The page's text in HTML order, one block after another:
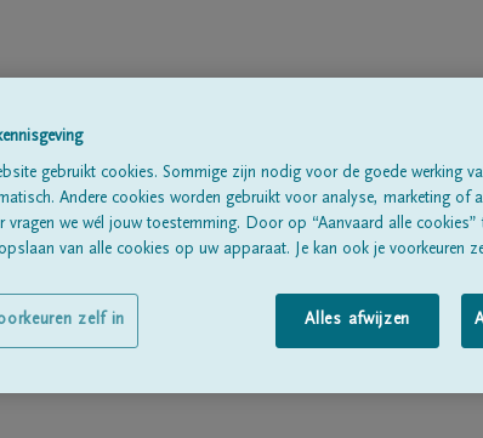
in
gebruikt cookies. Sommige zijn nodig voor de goede werking
Andere cookies worden gebruikt voor analyse, marketing of
vragen we wél jouw toestemming. Door op “Aanvaard alle cookies”
van alle cookies op uw apparaat. Je kan ook je voorkeuren
Alles afwijzen
zelf in